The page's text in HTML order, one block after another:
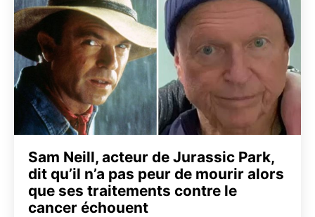
Sam Neill, acteur de Jurassic Park,
dit qu’il n’a pas peur de mourir alors
que ses traitements contre le
cancer échouent